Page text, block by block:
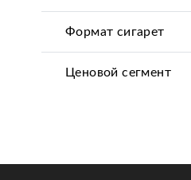
Формат сигарет
Ценовой сегмент